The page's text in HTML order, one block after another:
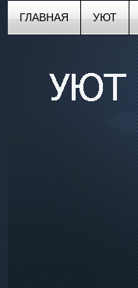
ГЛАВНАЯ УЮТ